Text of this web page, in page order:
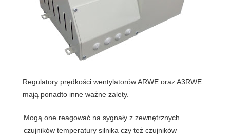
Regulatory prędkości wentylatorów ARWE oraz A3RWE
mają ponadto inne ważne zalety.
Mogą one reagować na sygnały z zewnętrznych
czujników temperatury silnika czy też czujników